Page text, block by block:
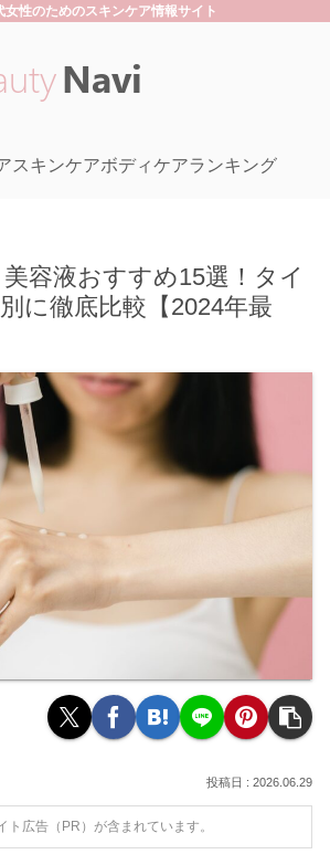
女性のためのスキンケア情報サイト
スキンケアボディケアランキング
容液おすすめ15選！タイ
に徹底比較【2024年最
2026.06.29
ト広告（PR）が含まれています。